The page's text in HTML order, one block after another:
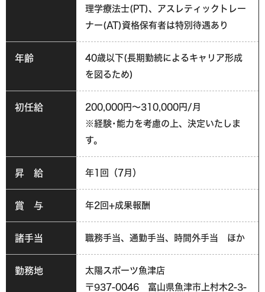
理学療法士(PT)、アスレティックトレー
ナー(AT)資格保有者は特別待遇あり
年齢
40歳以下(長期勤続によるキャリア形成
を図るため)
初任給
200,000円～310,000円/月
※経験･能力を考慮の上、決定いたしま
す。
昇 給 年1回（7月）
賞 与 年2回+成果報酬
諸手当 職務手当、通勤手当、時間外手当 ほか
勤務地
太陽スポーツ魚津店
〒937-0046 富山県魚津市上村木2-3-